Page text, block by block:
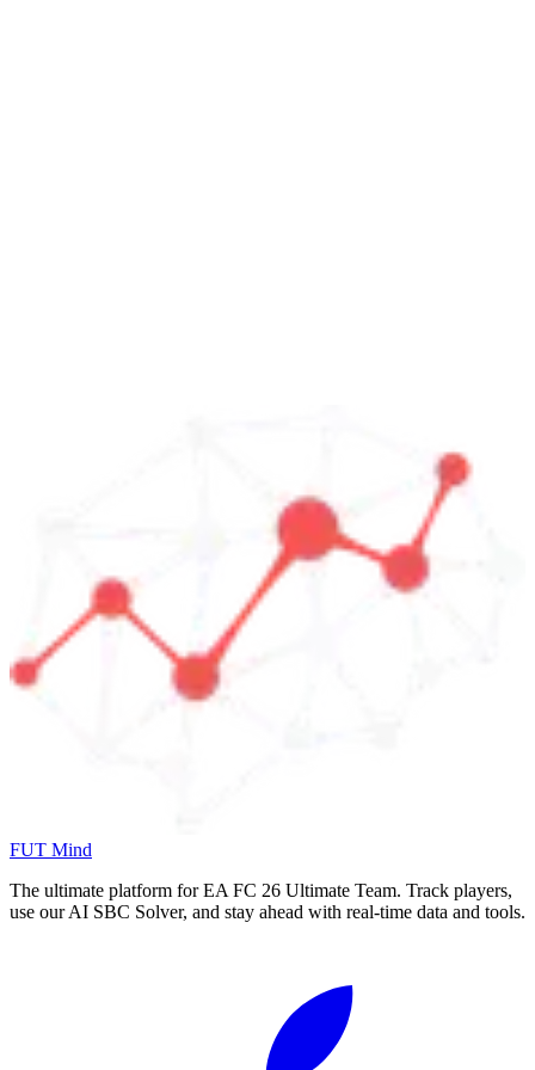
FUT Mind
The ultimate platform for EA FC 26 Ultimate Team. Track players,
use our AI SBC Solver, and stay ahead with real-time data and tools.